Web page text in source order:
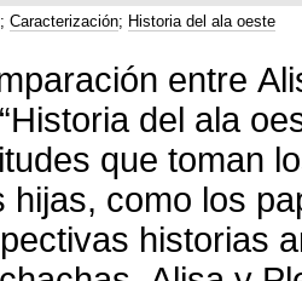
; Caracterización; Historia del ala oeste
entre
del ala
que toman
hijas, como los
historias